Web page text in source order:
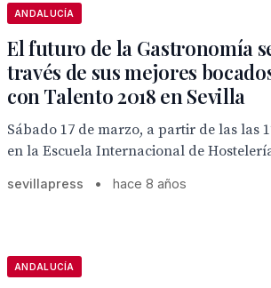
ANDALUCÍA
El futuro de la Gastronomía
través de sus mejores
con Talento 2018 en Sevilla
Sábado 17 de marzo, a partir de las las
en la Escuela Internacional de
sevillapress • hace 8 años
ANDALUCÍA